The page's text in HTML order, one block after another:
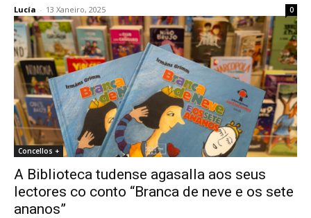
Lucía - 13 Xaneiro, 2025 0
Concellos +
A Biblioteca tudense agasalla aos seus
lectores co conto “Branca de neve e os sete
ananos”